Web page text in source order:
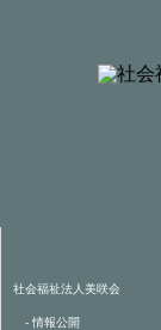
社会福祉法人美咲会
- 情報公開